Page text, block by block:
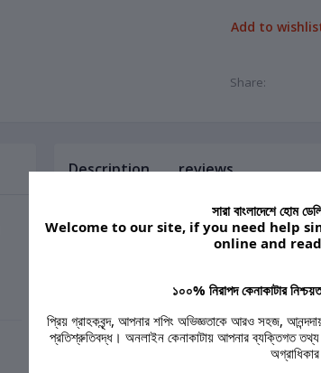
Add to
Share:
Description reviews
NAIL CUTTER 5 in 1 -1 pac
Portable & Convenient
Package contains: 1 x Scissors ( 9 cm), 1 x
and 1x nail brush (6. 5 cm ) .
সারা বাংলাদেশে হোম
Welcome to our site, if you need help
online and
১০০% নিরাপদ কেনাকাটার
প্রিয় গ্রাহকবৃন্দ, আপনার শপিং অভিজ্ঞতাকে আরও সহজ,
প্রতিশ্রুতিবদ্ধ। অনলাইন কেনাকাটায় আপনার ব্যক্তিগত তথ্য